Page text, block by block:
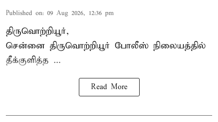
Published on: 09 Aug 2026, 12:36 pm
திருவொற்றியூர்,
சென்னை திருவொற்றியூர் போலீஸ் நிலையத்தில்
தீக்குளித்த ...
Read More